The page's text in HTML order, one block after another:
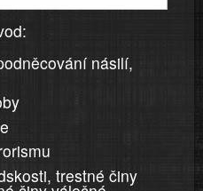
násilí,
trestné činy